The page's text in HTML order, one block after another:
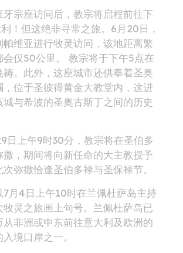
牙宗座访问后，教宗将启程前往下
！但这绝非寻常之旅。6月20日，
维亚进行牧灵访问，该地距离繁
会仅50公里。 教宗将于下午5点在
。此外，这座城市还供奉着圣奥
位于圣彼得黄金大教堂内，这进
城与希波的圣奥古斯丁之间的历史
日上午9时30分，教宗将在圣伯多
，期间将向新任命的大主教授予
弥撒恰逢圣伯多禄与圣保禄节。
7月4日上午10时在兰佩杜萨岛主持
灵之旅画上句号。兰佩杜萨岛已
从非洲或中东前往意大利及欧洲的
境口岸之一。